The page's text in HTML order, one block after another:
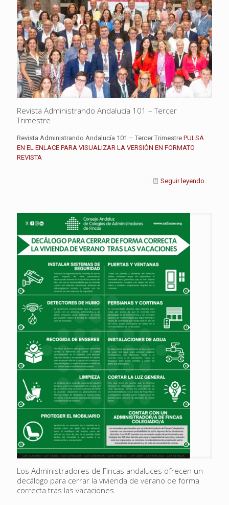
Revista Administrando Andalucía 101 – Tercer
Trimestre
Revista Administrando Andalucía 101 – Tercer Trimestre PULSA
EN EL ENLACE PARA VISUALIZAR LA VERSIÓN EN FORMATO
REVISTA
Seguir leyendo
Los Administradores de Fincas andaluces ofrecen un
decálogo para cerrar la vivienda de verano de forma
correcta tras las vacaciones